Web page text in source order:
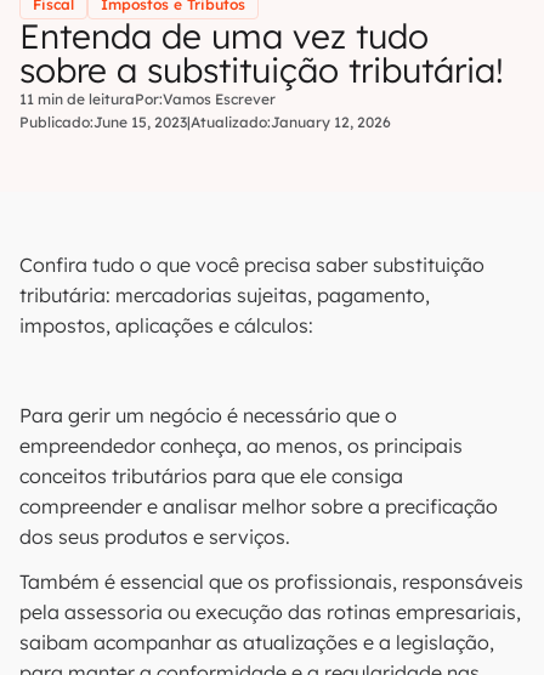
Fiscal Impostos e Tributos
Entenda de uma vez tudo
sobre a substituição tributária!
11 min de leituraPor:Vamos Escrever
Publicado:June 15, 2023|Atualizado:January 12, 2026
Confira tudo o que você precisa saber substituição
tributária: mercadorias sujeitas, pagamento,
impostos, aplicações e cálculos:
Para gerir um negócio é necessário que o
empreendedor conheça, ao menos, os principais
conceitos tributários para que ele consiga
compreender e analisar melhor sobre a precificação
dos seus produtos e serviços.
Também é essencial que os profissionais, responsáveis
pela assessoria ou execução das rotinas empresariais,
saibam acompanhar as atualizações e a legislação,